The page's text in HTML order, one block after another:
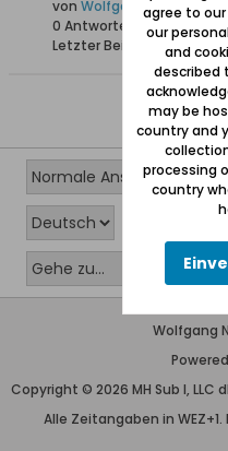
von Wolfgang
0 Antworten
18.282 Hits0
Letzter Beitrag
Wolfgang
Copyright © 2026 MH Sub I,
Alle Zeitangaben in
agree to our
our
and
described
may be
country and
processing
country